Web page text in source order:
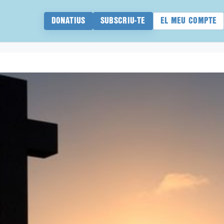
DONATIUS SUBSCRIU-TE EL MEU COMPTE